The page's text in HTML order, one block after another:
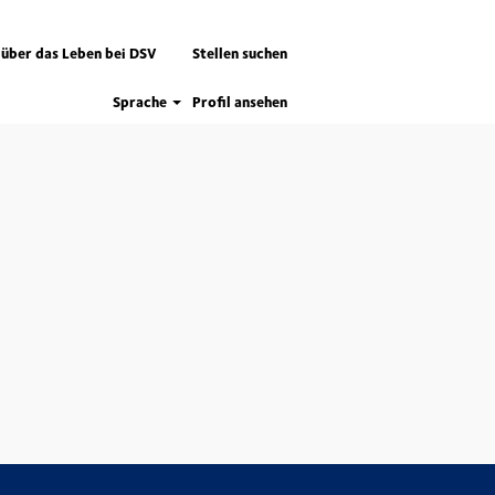
das Leben bei DSV Stellen suchen
Sprache Profil ansehen